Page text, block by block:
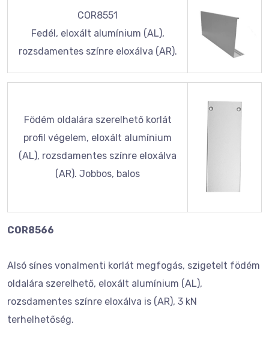
COR8551
Fedél, eloxált alumínium (AL),
rozsdamentes színre eloxálva (AR).
Födém oldalára szerelhető korlát
profil végelem, eloxált alumínium
(AL), rozsdamentes színre eloxálva
(AR). Jobbos, balos
COR8566
Alsó sínes vonalmenti korlát megfogás, szigetelt födém
oldalára szerelhető, eloxált alumínium (AL),
rozsdamentes színre eloxálva is (AR), 3 kN
terhelhetőség.